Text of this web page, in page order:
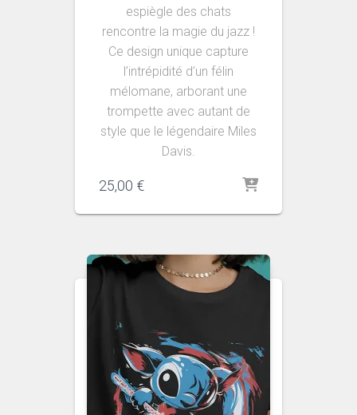
espiègle des chats
rencontre la magie du jazz !
Ce design unique capture
l’intrépidité d’un félin
mélomane, arborant une
trompette avec autant de
style que le légendaire Miles
Davis.
25,00 €